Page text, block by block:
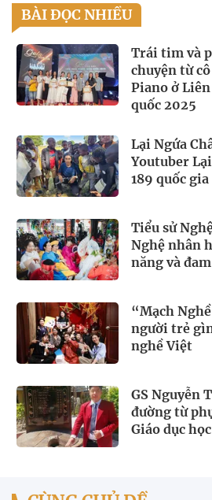
BÀI ĐỌC NHIỀU
Trái tim và
chuyện từ
Piano ở
quốc 2025
Lại Ngứa
Youtuber
189 quốc
Tiểu sử
Nghệ nhân
năng và
“Mạch
người trẻ
nghề Việt
GS Nguyễn
đường từ
Giáo dục học